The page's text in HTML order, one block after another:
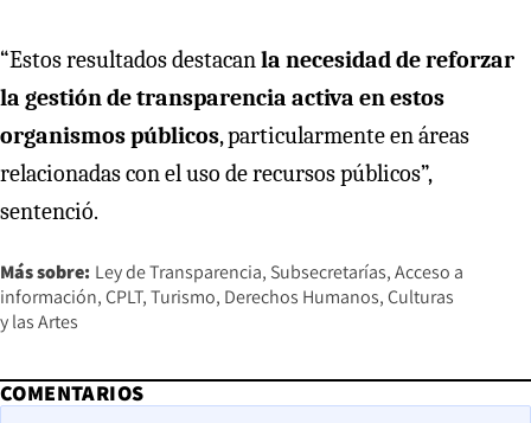
“Estos resultados destacanla necesidad de reforzar
la gestión de transparencia activa en estos
organismos públicos, particularmente en áreas
relacionadas con el uso de recursos públicos”,
sentenció.
Más sobre: Ley de Transparencia Subsecretarías Acceso a
información CPLT Turismo Derechos Humanos Culturas
y las Artes
COMENTARIOS